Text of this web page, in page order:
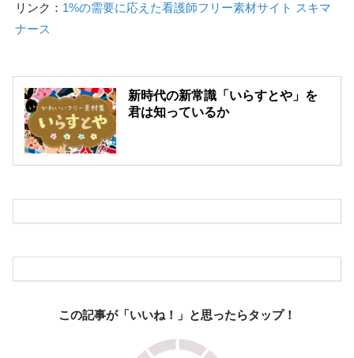
リンク： 1%の需要に応えた看護師フリー素材サイト スキマ
ナース
新時代の新常識「いらすとや」を
君は知っているか
この記事が「いいね！」と思ったらタップ！